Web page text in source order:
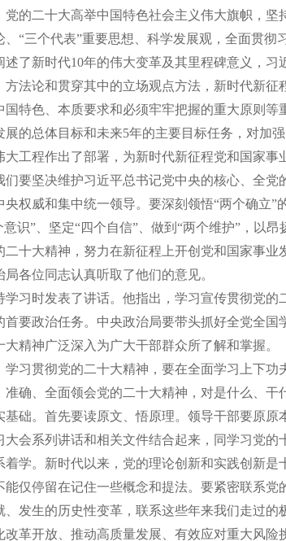
党的二十大高举中国特色社会主义伟大旗帜，坚
“三个代表”重要思想、科学发展观，全面贯彻
述了新时代10年的伟大变革及其里程碑意义，习
方法论和贯穿其中的立场观点方法，新时代新征
国特色、本质要求和必须牢牢把握的重大原则等
展的总体目标和未来5年的主要目标任务，对加
大工程作出了部署，为新时代新征程党和国家事
们要坚决维护习近平总书记党中央的核心、全党
央权威和集中统一领导。要深刻领悟“两个确立”
意识”、坚定“四个自信”、做到“两个维护”，以
十大精神，努力在新征程上开创党和国家事业
局各位同志认真听取了他们的意见。
学习时发表了讲话。他指出，学习宣传贯彻党的
首要政治任务。中央政治局要带头抓好全党全国
精神广泛深入为广大干部群众所了解和掌握。
学习贯彻党的二十大精神，要在全面学习上下功
准确、全面领会党的二十大精神，对是什么、干
基础。首先要读原文、悟原理。领导干部要原原
大会系列讲话和相关文件结合起来，同学习党的
着学。新时代以来，党的理论创新和实践创新是
能仅停留在记住一些概念和提法。要紧密联系党
、发生的历史性变革，联系这些年来我们走过的
改革开放、推动高质量发展、有效应对重大风险